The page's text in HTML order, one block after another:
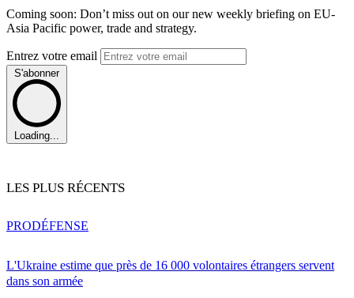
Coming soon: Don’t miss out on our new weekly briefing on EU-
Asia Pacific power, trade and strategy.
Entrez votre email
S'abonner
Loading...
LES PLUS RÉCENTS
L'Ukraine estime que près de 16 000 volontaires étrangers servent
dans son armée
PRODÉFENSE